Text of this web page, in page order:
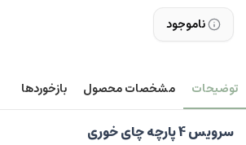
ناموجود
توضیحات مشخصات محصول بازخوردها
سرویس 4 پارچه چای خوری